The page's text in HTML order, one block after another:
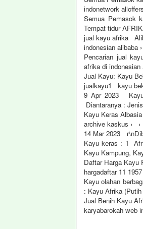
indonetwork
Semua Pemasok
Tempat tidur
jual kayu afrika
indonesian alibaba
Pencarian jual
afrika di indonesian
Jual Kayu: Kayu
jualkayu1 kayu
9 Apr 2023 Kayu
Diantaranya :
Kayu Keras
archive kaskus › ›
14 Mar 2023
Kayu keras : 1
Kayu Kampung,
Daftar Harga Kayu
hargadaftar 11
Kayu olahan
: Kayu Afrika
Jual Benih Kayu
karyabarokah web